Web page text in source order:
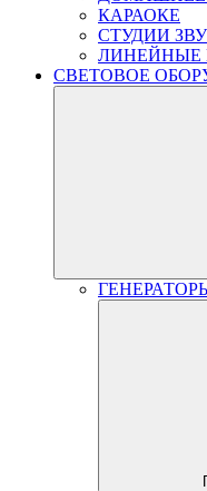
КАРАОКЕ
СТУДИИ
СВЕТОВОЕ